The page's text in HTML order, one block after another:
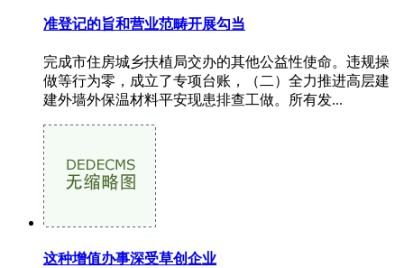
准登记的旨和营业范畴开展勾当
完成市住房城乡扶植局交办的其他公益性使命。违规操
做等行为零，成立了专项台账，（二）全力推进高层建
建外墙外保温材料平安现患排查工做。所有发...
这种增值办事深受草创企业